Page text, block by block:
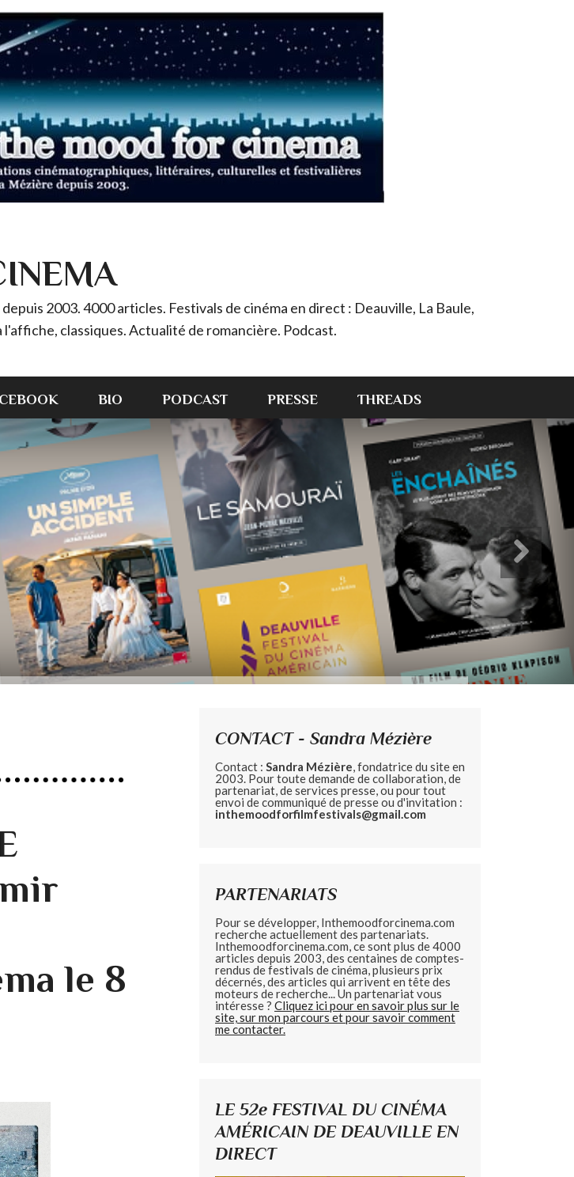
2003. 4000 articles. Festivals de cinéma en direct : Deauville, La Baule,
classiques. Actualité de romancière. Podcast.
BIO PODCAST PRESSE THREADS
le 8
CONTACT - Sandra Mézière
Contact : Sandra Mézière, fondatrice du site en
2003. Pour toute demande de collaboration, de
partenariat, de services presse, ou pour tout
envoi de communiqué de presse ou d'invitation :
inthemoodforfilmfestivals@gmail.com
PARTENARIATS
Pour se développer, Inthemoodforcinema.com
recherche actuellement des partenariats.
Inthemoodforcinema.com, ce sont plus de 4000
articles depuis 2003, des centaines de comptes-
rendus de festivals de cinéma, plusieurs prix
décernés, des articles qui arrivent en tête des
moteurs de recherche... Un partenariat vous
intéresse ? Cliquez ici pour en savoir plus sur le
site, sur mon parcours et pour savoir comment
me contacter.
LE 52e FESTIVAL DU CINÉMA
AMÉRICAIN DE DEAUVILLE EN
DIRECT